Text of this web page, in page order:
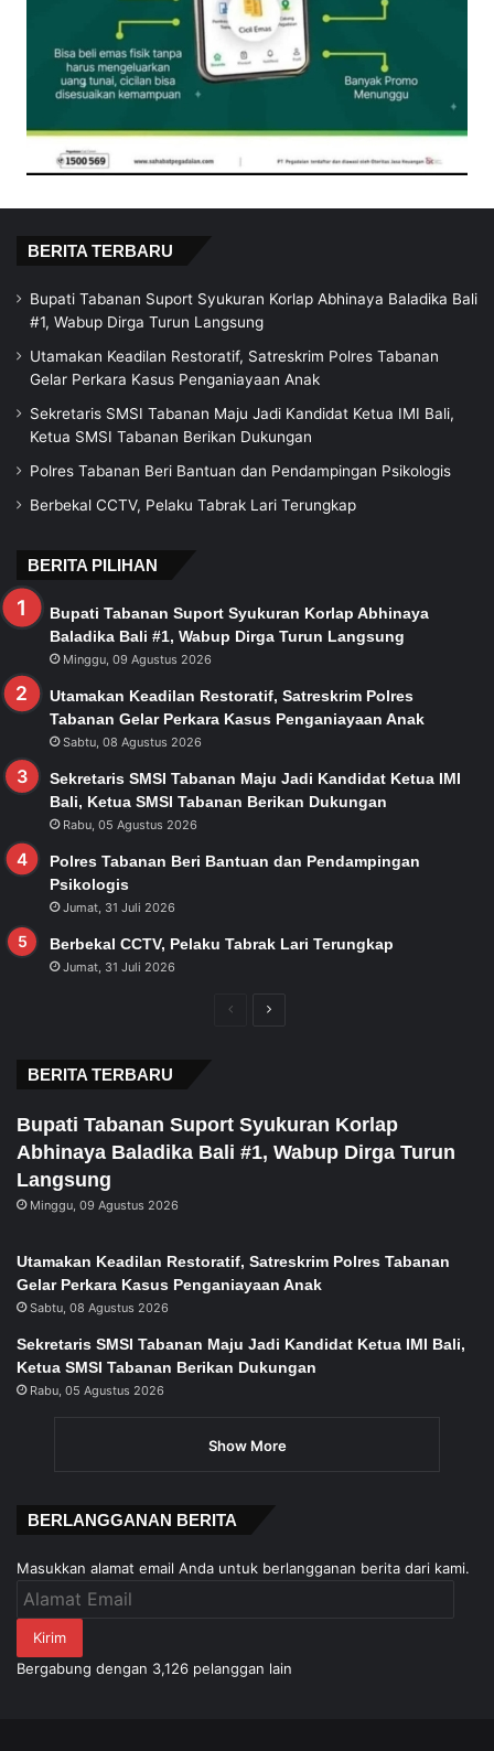
BERITA TERBARU
Bupati Tabanan Suport Syukuran Korlap Abhinaya Baladika Bali
#1, Wabup Dirga Turun Langsung
Utamakan Keadilan Restoratif, Satreskrim Polres Tabanan
Gelar Perkara Kasus Penganiayaan Anak
Sekretaris SMSI Tabanan Maju Jadi Kandidat Ketua IMI Bali,
Ketua SMSI Tabanan Berikan Dukungan
Polres Tabanan Beri Bantuan dan Pendampingan Psikologis
Berbekal CCTV, Pelaku Tabrak Lari Terungkap
BERITA PILIHAN
Bupati Tabanan Suport Syukuran Korlap Abhinaya
Baladika Bali #1, Wabup Dirga Turun Langsung
Minggu, 09 Agustus 2026
Utamakan Keadilan Restoratif, Satreskrim Polres
Tabanan Gelar Perkara Kasus Penganiayaan Anak
Sabtu, 08 Agustus 2026
Sekretaris SMSI Tabanan Maju Jadi Kandidat Ketua IMI
Bali, Ketua SMSI Tabanan Berikan Dukungan
Rabu, 05 Agustus 2026
Polres Tabanan Beri Bantuan dan Pendampingan
Psikologis
Jumat, 31 Juli 2026
Berbekal CCTV, Pelaku Tabrak Lari Terungkap
Jumat, 31 Juli 2026
PreviousNext
BERITA TERBARU
Bupati Tabanan Suport Syukuran Korlap
Abhinaya Baladika Bali #1, Wabup Dirga Turun
Langsung
Minggu, 09 Agustus 2026
Utamakan Keadilan Restoratif, Satreskrim Polres Tabanan
Gelar Perkara Kasus Penganiayaan Anak
Sabtu, 08 Agustus 2026
Sekretaris SMSI Tabanan Maju Jadi Kandidat Ketua IMI Bali,
Ketua SMSI Tabanan Berikan Dukungan
Rabu, 05 Agustus 2026
Show More
BERLANGGANAN BERITA
Masukkan alamat email Anda untuk berlangganan berita dari kami.
Alamat
Kirim
Bergabung dengan 3,126 pelanggan lain